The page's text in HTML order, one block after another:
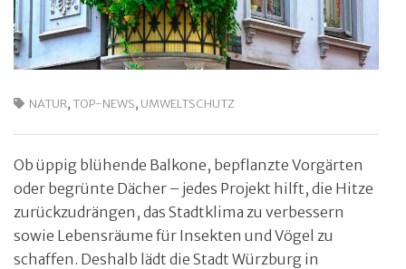
NATUR, TOP-NEWS, UMWELTSCHUTZ
Ob üppig blühende Balkone, bepflanzte Vorgärten
oder begrünte Dächer – jedes Projekt hilft, die Hitze
zurückzudrängen, das Stadtklima zu verbessern
sowie Lebensräume für Insekten und Vögel zu
schaffen. Deshalb lädt die Stadt Würzburg in